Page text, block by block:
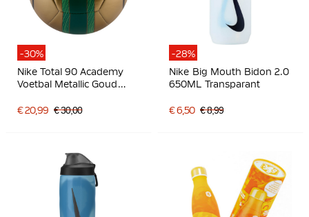
-30%
Nike Total 90 Academy
Voetbal Metallic Goud
€ 20,99 € 30,00
-28%
Nike Big Mouth Bidon 2.0
650ML Transparant
€ 6,50 € 8,99